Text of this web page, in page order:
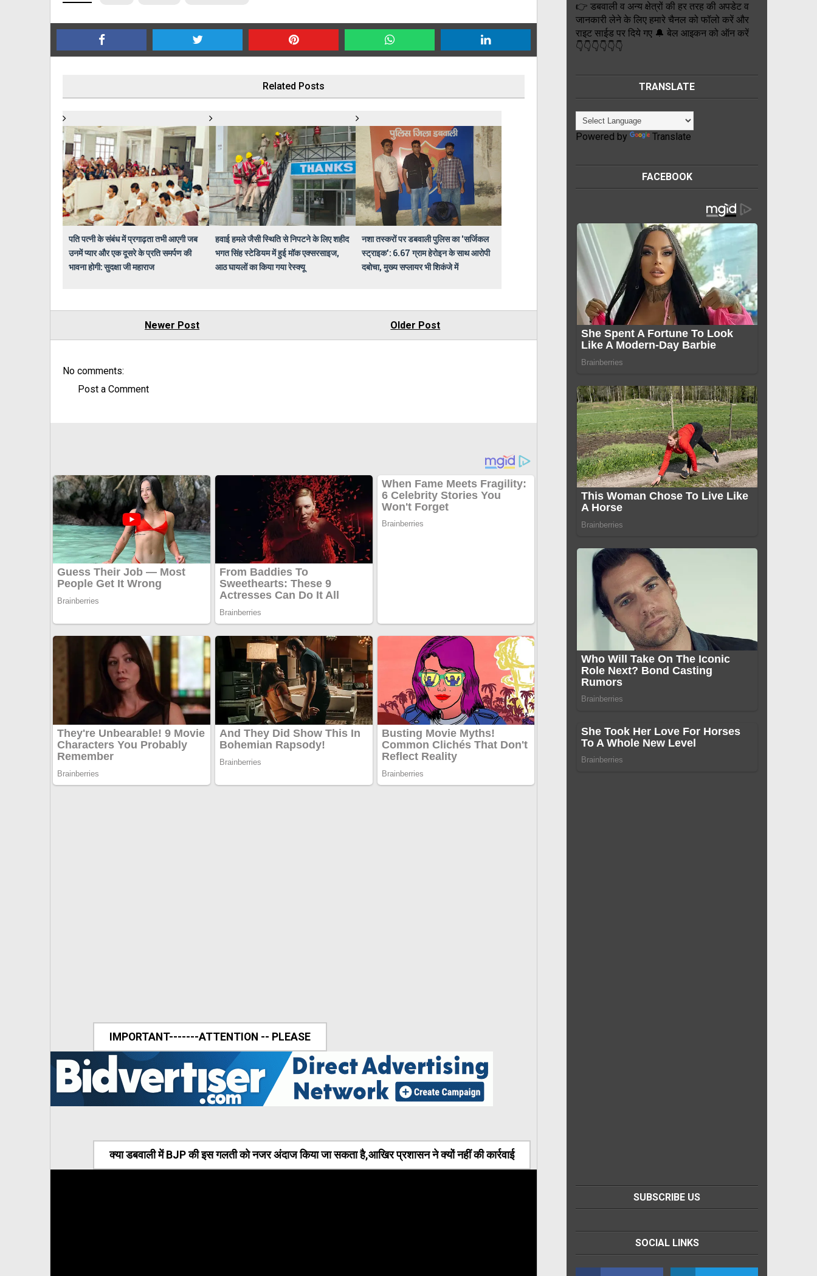
Related Posts
पति पत्नी के संबंध में प्रगाढ़ता तभी आएगी जब
उनमें प्यार और एक दूसरे के प्रति समर्पण की
भावना होगी: सुदक्षा जी महाराज
हवाई हमले जैसी स्थिति से निपटने के लिए शहीद
भगत सिंह स्टेडियम में हुई मॉक एक्सरसाइज,
आठ घायलों का किया गया रेस्क्यू
नशा तस्करों पर डबवाली पुलिस का 'सर्जिकल
स्ट्राइक': 6.67 ग्राम हेरोइन के साथ आरोपी
दबोचा, मुख्य सप्लायर भी शिकंजे में
Newer Post Older Post
No comments:
Post a Comment
IMPORTANT-------ATTENTION -- PLEASE
क्या डबवाली में BJP की इस गलती को नजर अंदाज किया जा सकता है,आखिर प्रशासन ने क्यों नहीं की कार्रवाई
👉 डबवाली व अन्य क्षेत्रों की हर तरह की अपडेट व
जानकारी लेने के लिए हमारे चैनल को फॉलो करें और
राइट साईड पर दिये गए 🔔 बेल आइकन को ऑन करें
👇👇👇👇👇👇
TRANSLATE
Powered by Translate
FACEBOOK
SUBSCRIBE US
SOCIAL LINKS